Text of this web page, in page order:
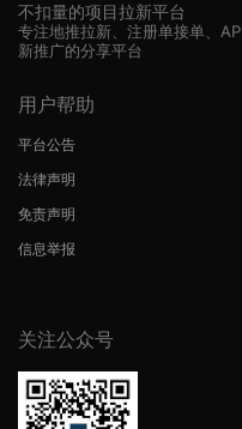
不扣量的项目拉新平台
专注地推拉新、注册单接单、
新推广的分享平台
用户帮助
平台公告
法律声明
免责声明
信息举报
关注公众号